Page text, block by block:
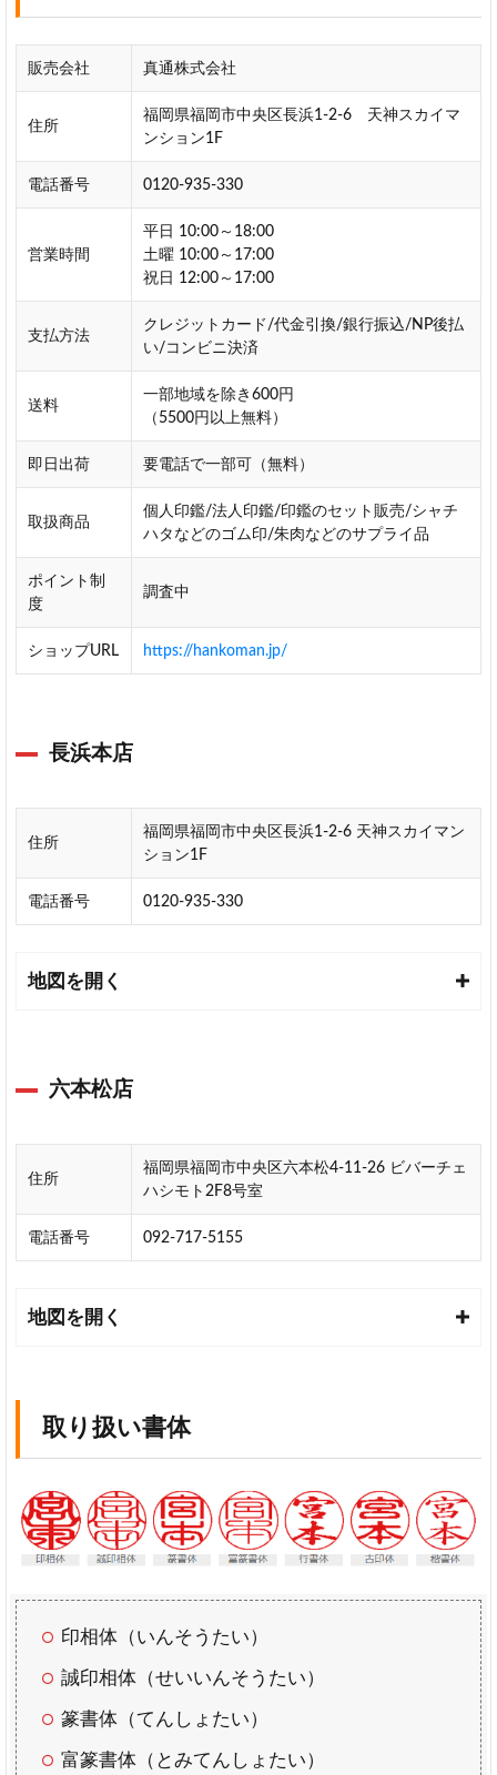
こ
だ
わ
り
ハ
コ
マ
ン
評
価
ビ
ュ
注
か
ら
荷
が
他
社
に
は
な
い
ン
ナ
プ
雑
面
の
仕
上
が
れ
で
か
販売会社 真通株式会社
住所
福岡県福岡市中央区長浜1-2-6 天神スカイマ
ンション1F
電話番号 0120-935-330
営業時間
平日 10:00～18:00
土曜 10:00～17:00
祝日 12:00～17:00
支払方法
クレジットカード/代金引換/銀行振込/NP後払
い/コンビニ決済
送料
一部地域を除き600円
（5500円以上無料）
即日出荷 要電話で一部可（無料）
取扱商品
個人印鑑/法人印鑑/印鑑のセット販売/シャチ
ハタなどのゴム印/朱肉などのサプライ品
ポイント制
度
調査中
ショップURL https://hankoman.jp/
長浜本店
住所
福岡県福岡市中央区長浜1-2-6 天神スカイマン
ション1F
電話番号 0120-935-330
地図を開く
六本松店
住所
福岡県福岡市中央区六本松4-11-26 ビバーチェ
ハシモト2F8号室
電話番号 092-717-5155
地図を開く
取り扱い書体
印相体（いんそうたい）
誠印相体（せいいんそうたい）
篆書体（てんしょたい）
富篆書体（とみてんしょたい）